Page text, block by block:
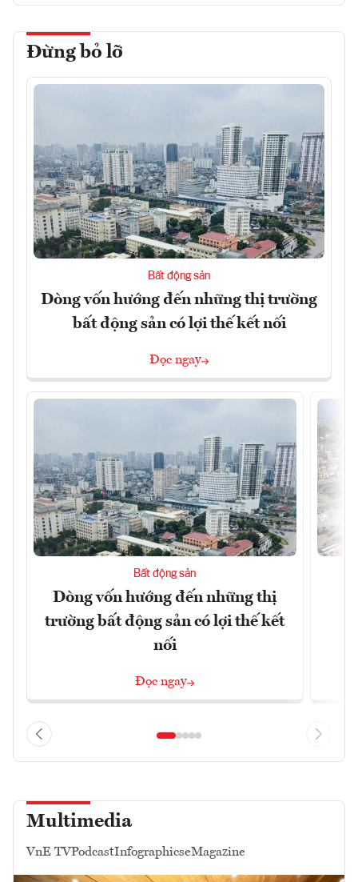
Đừng bỏ lỡ
Bất động sản
Dòng vốn hướng đến những thị trường
bất động sản có lợi thế kết nối
Đọc ngay
Bất động sản
Dòng vốn hướng đến những thị
trường bất động sản có lợi thế kết
nối
Đọc ngay
Multimedia
VnE TVPodcastInfographicseMagazine